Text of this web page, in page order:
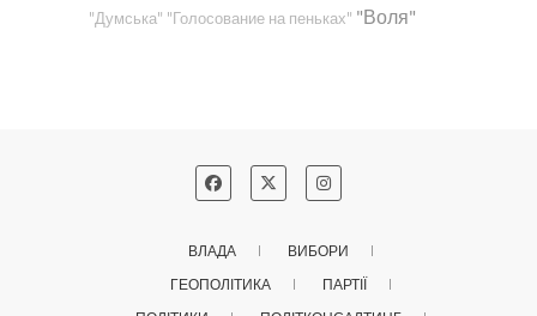
"Думська" "Голосование на пеньках" "Воля"
ВЛАДА
ВИБОРИ
ГЕОПОЛІТИКА
ПАРТІЇ